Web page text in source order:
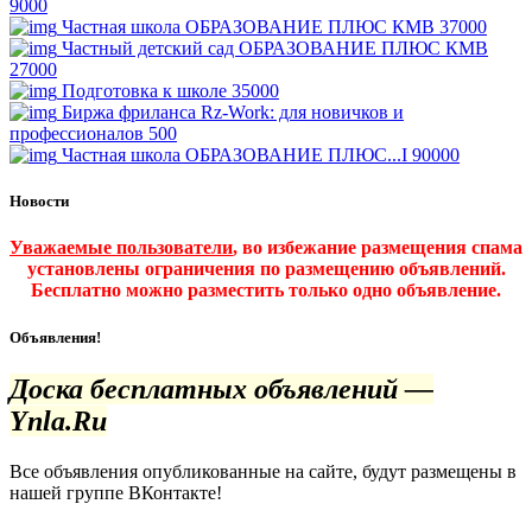
9000
Частная школа ОБРАЗОВАНИЕ ПЛЮС КМВ 37000
Частный детский сад ОБРАЗОВАНИЕ ПЛЮС КМВ
27000
Подготовка к школе 35000
Биржа фриланса Rz-Work: для новичков и
профессионалов 500
Частная школа ОБРАЗОВАНИЕ ПЛЮС...I 90000
Новости
Уважаемые пользователи, во избежание размещения спама
установлены ограничения по размещению объявлений.
Бесплатно можно разместить только одно объявление.
Объявления!
Доска бесплатных объявлений —
Ynla.Ru
Все объявления опубликованные на сайте, будут размещены в
нашей группе ВКонтакте!